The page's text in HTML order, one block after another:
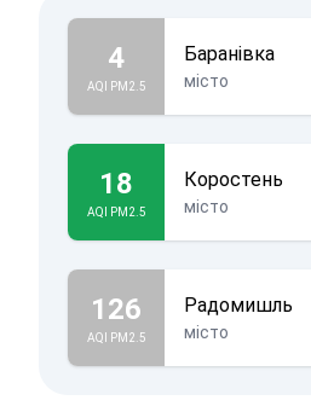
4
AQI PM2.5
Баранівка
місто
18
AQI PM2.5
Коростень
місто
126
AQI PM2.5
Радомишль
місто